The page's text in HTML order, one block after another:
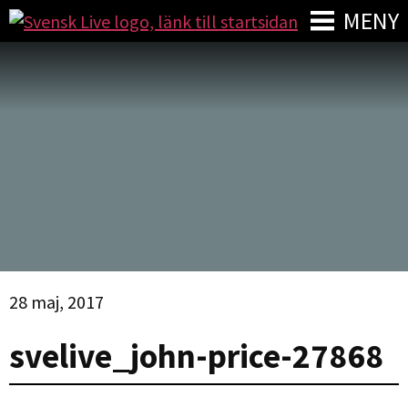
MENY
28 maj, 2017
svelive_john-price-27868